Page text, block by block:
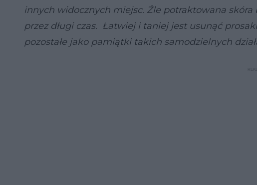
innych widocznych miejsc. Źle potraktowana skóra
przez długi czas. Łatwiej i taniej jest usunąć
pozostałe jako pamiątki takich samodzielnych